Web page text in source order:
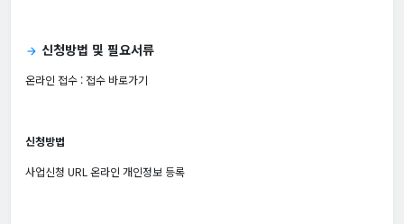
arrow_forward 신청방법 및 필요서류
온라인 접수 :접수 바로가기
신청방법
사업신청 URL 온라인 개인정보 등록